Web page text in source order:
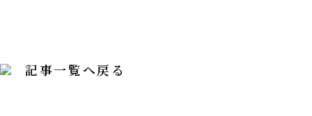
記事一覧へ戻る